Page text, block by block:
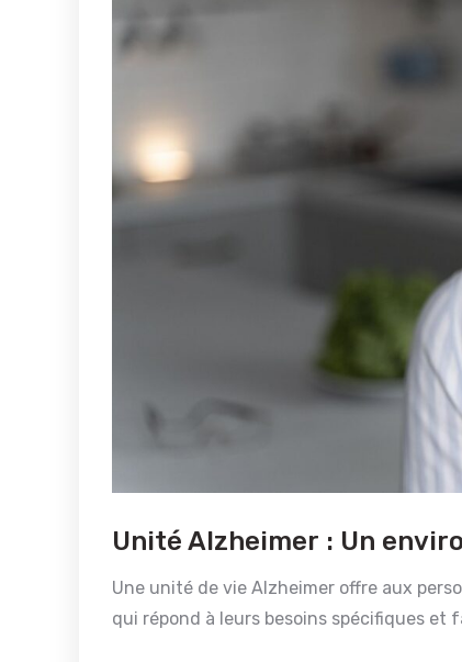
Unité Alzheimer : Un
Une unité de vie Alzheimer offre aux
qui répond à leurs besoins spécifiques et